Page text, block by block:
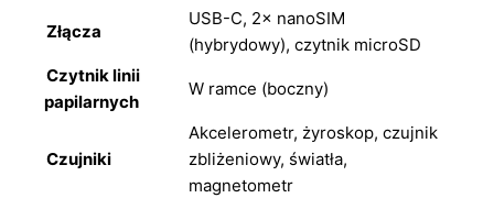
Złącza
USB-C, 2× nanoSIM
(hybrydowy), czytnik microSD
Czytnik linii
papilarnych
W ramce (boczny)
Czujniki
Akcelerometr, żyroskop, czujnik
zbliżeniowy, światła,
magnetometr